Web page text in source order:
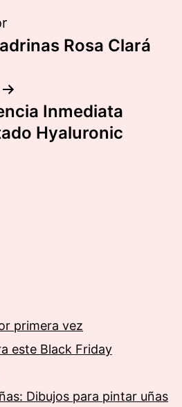
Rosa Clará
Inmediata
Hyaluronic
primera vez
este Black Friday
Dibujos para pintar uñas